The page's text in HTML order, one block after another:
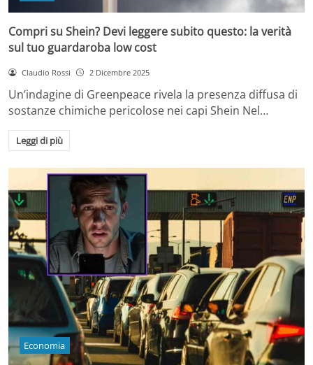
Compri su Shein? Devi leggere subito questo: la verità
sul tuo guardaroba low cost
Claudio Rossi 2 Dicembre 2025
Un’indagine di Greenpeace rivela la presenza diffusa di
sostanze chimiche pericolose nei capi Shein Nel…
Leggi di più
Economia